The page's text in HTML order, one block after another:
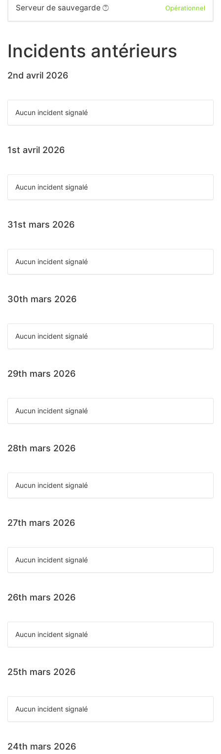
Serveur de sauvegarde Opérationnel
Incidents antérieurs
2nd avril 2026
Aucun incident signalé
1st avril 2026
Aucun incident signalé
31st mars 2026
Aucun incident signalé
30th mars 2026
Aucun incident signalé
29th mars 2026
Aucun incident signalé
28th mars 2026
Aucun incident signalé
27th mars 2026
Aucun incident signalé
26th mars 2026
Aucun incident signalé
25th mars 2026
Aucun incident signalé
24th mars 2026